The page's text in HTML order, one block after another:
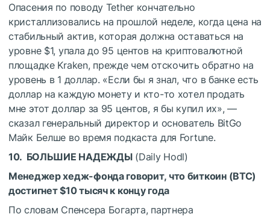
Опасения по поводу Tether кончательно
кристаллизовались на прошлой неделе, когда цена на
стабильный актив, которая должна оставаться на
уровне $1, упала до 95 центов на криптовалютной
площадке Kraken, прежде чем отскочить обратно на
уровень в 1 доллар. «Если бы я знал, что в банке есть
доллар на каждую монету и кто-то хотел продать
мне этот доллар за 95 центов, я бы купил их», —
сказал генеральный директор и основатель BitGo
Майк Белше во время подкаста для Fortune.
10. БОЛЬШИЕ НАДЕЖДЫ(Daily Hodl)
Менеджер хедж-фонда говорит, что биткоин (BTC)
достигнет $10 тысяч к концу года
По словам Спенсера Богарта, партнера